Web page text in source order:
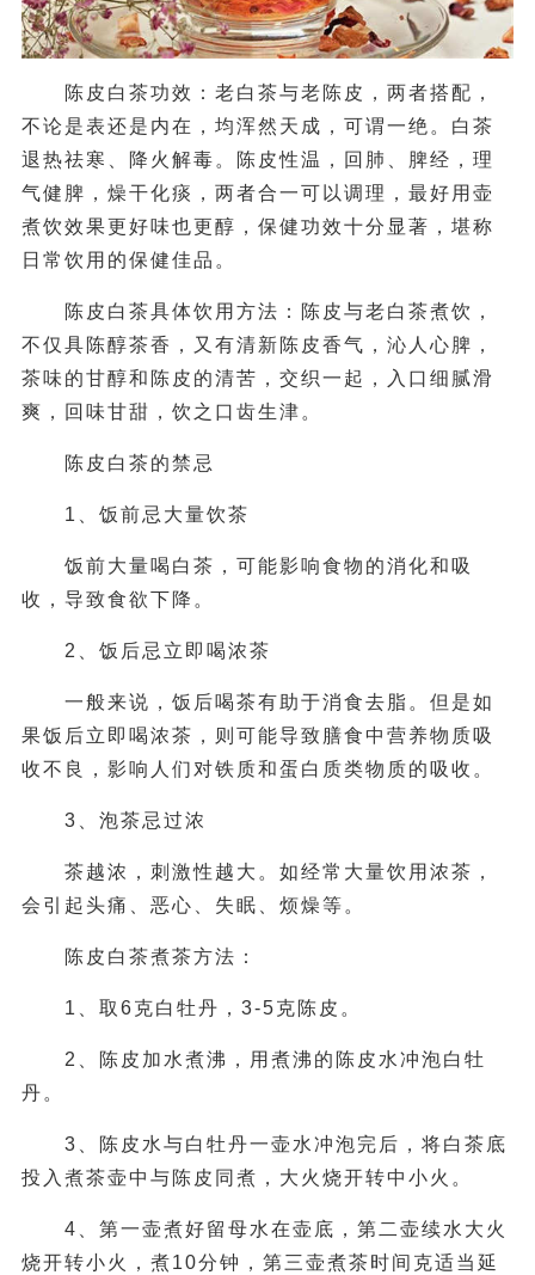
陈皮白茶功效：老白茶与老陈皮，两者搭配，
不论是表还是内在，均浑然天成，可谓一绝。白茶
退热祛寒、降火解毒。陈皮性温，回肺、脾经，理
气健脾，燥干化痰，两者合一可以调理，最好用壶
煮饮效果更好味也更醇，保健功效十分显著，堪称
日常饮用的保健佳品。
陈皮白茶具体饮用方法：陈皮与老白茶煮饮，
不仅具陈醇茶香，又有清新陈皮香气，沁人心脾，
茶味的甘醇和陈皮的清苦，交织一起，入口细腻滑
爽，回味甘甜，饮之口齿生津。
陈皮白茶的禁忌
1、饭前忌大量饮茶
饭前大量喝白茶，可能影响食物的消化和吸
收，导致食欲下降。
2、饭后忌立即喝浓茶
一般来说，饭后喝茶有助于消食去脂。但是如
果饭后立即喝浓茶，则可能导致膳食中营养物质吸
收不良，影响人们对铁质和蛋白质类物质的吸收。
3、泡茶忌过浓
茶越浓，刺激性越大。如经常大量饮用浓茶，
会引起头痛、恶心、失眠、烦燥等。
陈皮白茶煮茶方法 ：
1、取6克白牡丹，3-5克陈皮。
2、陈皮加水煮沸，用煮沸的陈皮水冲泡白牡
丹。
3、陈皮水与白牡丹一壶水冲泡完后，将白茶底
投入煮茶壶中与陈皮同煮，大火烧开转中小火。
4、第一壶煮好留母水在壶底，第二壶续水大火
烧开转小火，煮10分钟，第三壶煮茶时间克适当延